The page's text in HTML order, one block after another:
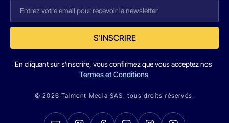
S'INSCRIRE
En cliquant sur s'inscrire, vous confirmez que vous acceptez nos
Termes et Conditions
© 2026 Talmont Media SAS. tous droits réservés.